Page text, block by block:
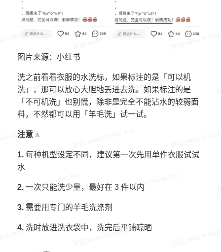
图片来源：小红书
洗之前看看衣服的水洗标，如果标注的是「可以机
洗」，那可以放心大胆地丢进去洗。如果标注的是
「不可机洗」也别慌，除非是完全不能沾水的较弱面
料，不然都可以用「羊毛洗」试一试。
注意 ⚠️
1. 每种机型设定不同，建议第一次先用单件衣服试试
水
2. 一次只能洗少量，最好在 3 件以内
3. 需要用专门的羊毛洗涤剂
4. 洗时放进洗衣袋中，洗完后平铺晾晒